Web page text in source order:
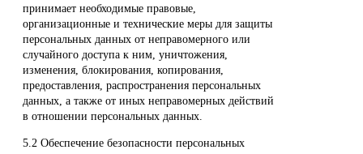
принимает необходимые правовые,
организационные и технические меры для защиты
персональных данных от неправомерного или
случайного доступа к ним, уничтожения,
изменения, блокирования, копирования,
предоставления, распространения персональных
данных, а также от иных неправомерных действий
в отношении персональных данных.
5.2 Обеспечение безопасности персональных